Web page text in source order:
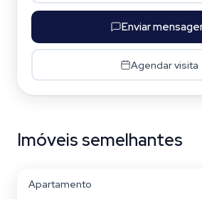
Enviar
Agendar visita
Imóveis semelhantes
Cristo Redentor
Apartamento